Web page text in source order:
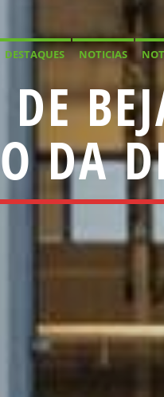
DESTAQUES NOTICIAS
DE
DA